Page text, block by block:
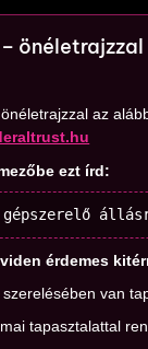
az
ezt írd:
érdemes
van
tapasztalattal